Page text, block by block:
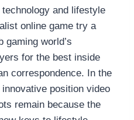
and lifestyle
online game try a
gaming world’s
for the best inside
correspondence. In the
position video
remain because the